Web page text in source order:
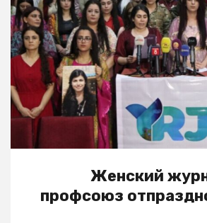
Женский
профсоюз